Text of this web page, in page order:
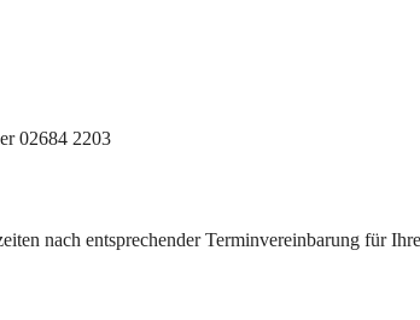
02684 2203
nach entsprechender Terminvereinbarung für